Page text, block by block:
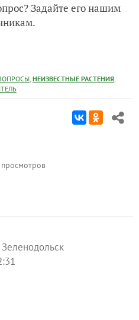
Задайте его нашим
, НЕИЗВЕСТНЫЕ РАСТЕНИЯ,
просмотров
Зеленодольск